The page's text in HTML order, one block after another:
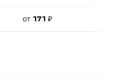
от 171₽